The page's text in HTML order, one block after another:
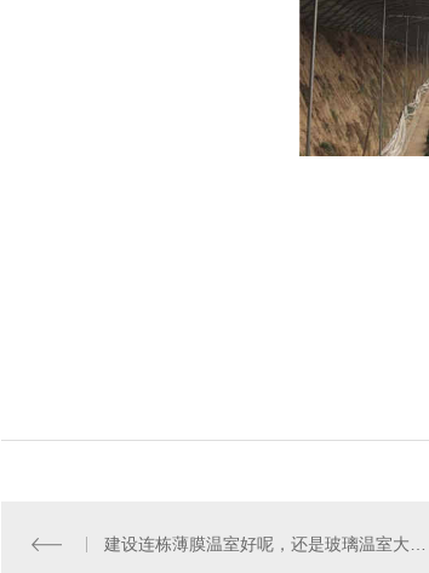
建设连栋薄膜温室好呢，还是玻璃温室大棚好呢